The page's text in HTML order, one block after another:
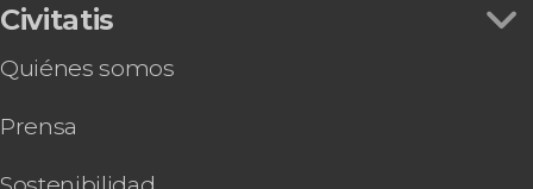
Civitatis
Quiénes somos
Prensa